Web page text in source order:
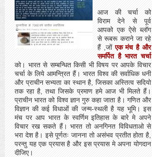
आज की चर्चा को
विराम देने से पूर्व
आपको एक ऐसे ब्लॉग
से रूबरू कराने जा रहे
हैं ,जोंएक मंच है और
समर्पित है भारत चर्चा
को। भारत से सम्बन्धित किसी भी विषय पर आपके विचार
चर्चा के लिये आमन्त्रित हैं। भारत विश्व की सर्वाधिक धनी
और प्राचीन सभ्यता का स्थान है, जिसका अस्तित्व सदियो
तक रहा है, तथा जिसके प्रमाण हमे आज भी मिलते हैं।
प्राचीन भारत को विश्व ज्ञान गुरु कहा जाता है। गणित और
विज्ञान की कई विधाओं की जन्म-स्थली है यह भूमि। इस
मंच पर आप भारत के स्वर्णिम इतिहास के बारे मे अपने
विचार रख सकते हैं। भारत तो अनगिनत विविधताओ से
भरा देश है। इसे पूर्णतः जानना तो असंभव प्रतीत होता है,
परन्तु यह एक प्रयास है और इस प्रयास मे अपना योगदान
दीजिए।